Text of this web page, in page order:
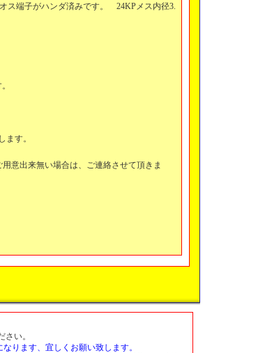
ス端子がハンダ済みです。 24KPメス内径3.
す。
意出来無い場合は、ご連絡させて頂きま
い。
ります、宜しくお願い致します。